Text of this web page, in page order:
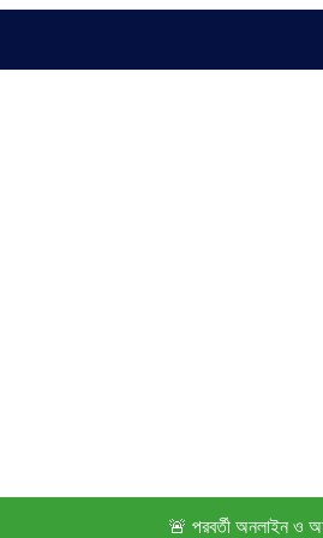
🚨 পরবর্তী অনলাইন ও অফলাইন